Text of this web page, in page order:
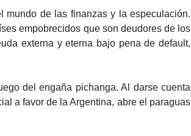
mundo de las finanzas y la especulación.
empobrecidos que son deudores de los
externa y eterna bajo pena de default,
del engaña pichanga. Al darse cuenta
a favor de la Argentina, abre el paraguas